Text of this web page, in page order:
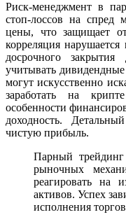
Риск-менеджмент в
стоп-лоссов на спред
цены, что защищает
корреляция
досрочного
учитывать
могут искусственно
заработать на
особенности
доходность.
чистую прибыль.
Парный трейдинг
рыночных
реагировать на
активов. Успех
исполнения